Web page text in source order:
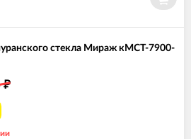
стекла Мираж кМСТ-7900-
₽